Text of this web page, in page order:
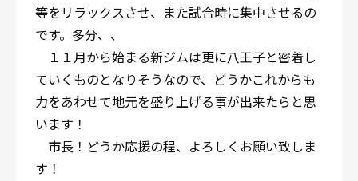
等をリラックスさせ、また試合時に集中させるの
です。多分、、
１１月から始まる新ジムは更に八王子と密着し
ていくものとなりそうなので、どうかこれからも
力をあわせて地元を盛り上げる事が出来たらと思
います！
市長！どうか応援の程、よろしくお願い致しま
す！